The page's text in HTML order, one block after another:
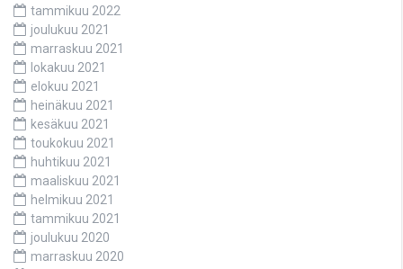
tammikuu 2022
joulukuu 2021
marraskuu 2021
lokakuu 2021
elokuu 2021
heinäkuu 2021
kesäkuu 2021
toukokuu 2021
huhtikuu 2021
maaliskuu 2021
helmikuu 2021
tammikuu 2021
joulukuu 2020
marraskuu 2020